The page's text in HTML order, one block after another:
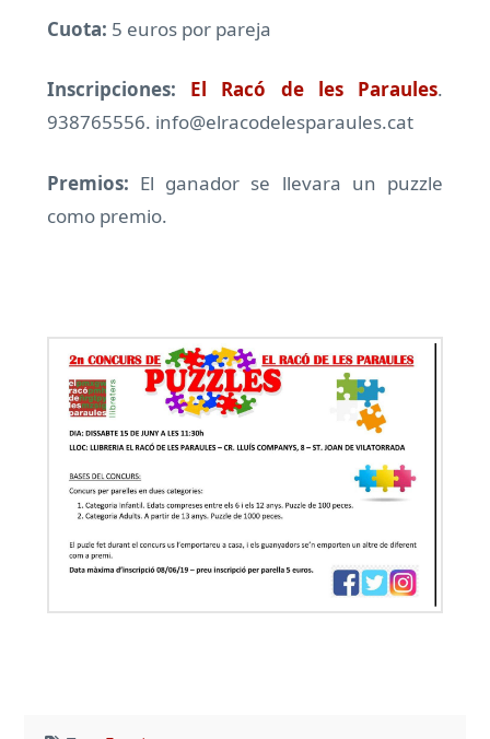
Cuota: 5 euros por pareja
Inscripciones: El Racó de les Paraules.
938765556. info@elracodelesparaules.cat
Premios: El ganador se llevara un puzzle
como premio.